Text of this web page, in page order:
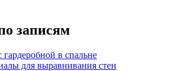
записям
гардеробной в спальне
для выравнивания стен